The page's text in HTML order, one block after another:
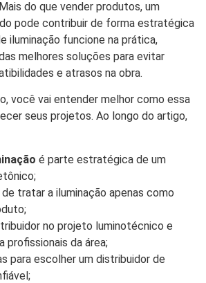
do que vender produtos, um
pode contribuir de forma estratégica
iluminação funcione na prática,
melhores soluções para evitar
e atrasos na obra.
você vai entender melhor como essa
seus projetos. Ao longo do artigo,
é parte estratégica de um
tratar a iluminação apenas como
no projeto luminotécnico e
profissionais da área;
para escolher um distribuidor de